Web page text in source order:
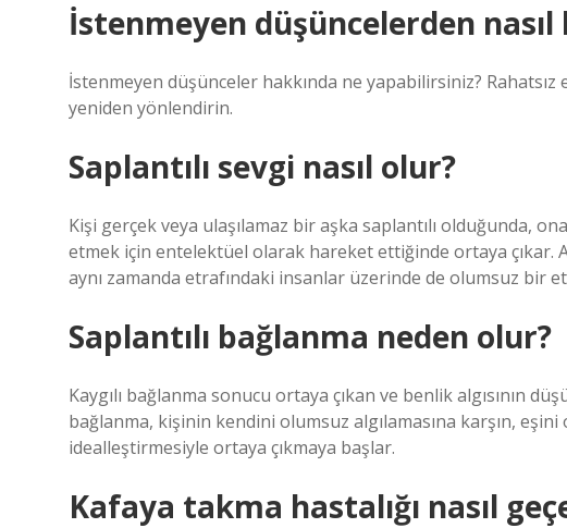
İstenmeyen düşüncelerden
İstenmeyen düşünceler hakkında ne yapabilirsiniz?
yeniden yönlendirin.
Saplantılı sevgi nasıl olur?
Kişi gerçek veya ulaşılamaz bir aşka saplantılı olduğunda,
etmek için entelektüel olarak hareket ettiğinde ortaya çıkar.
aynı zamanda etrafındaki insanlar üzerinde de olumsuz bir
Saplantılı bağlanma neden olur?
Kaygılı bağlanma sonucu ortaya çıkan ve benlik algısının
bağlanma, kişinin kendini olumsuz algılamasına karşın,
idealleştirmesiyle ortaya çıkmaya başlar.
Kafaya takma hastalığı nasıl